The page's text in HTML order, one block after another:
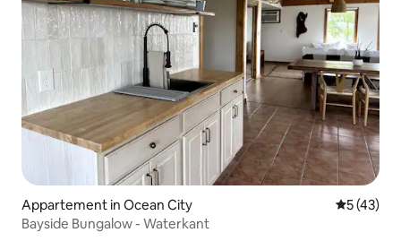
Appartement in Ocean City
5 (43)
Bayside Bungalow - Waterkant